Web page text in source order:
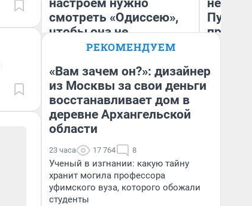
настроем нужно
смотреть «Одиссею»,
чтобы она не
выглядела как фиаско
Надежда Губарь
того
РЕКОМЕНДУЕМ
«Вам зачем он?»: дизайнер
из Москвы за свои деньги
восстанавливает дом в
деревне Архангельской
области
23 часа 17 764 8
Ученый в изгнании: какую тайну
хранит могила профессора
уфимского вуза, которого обожали
студенты